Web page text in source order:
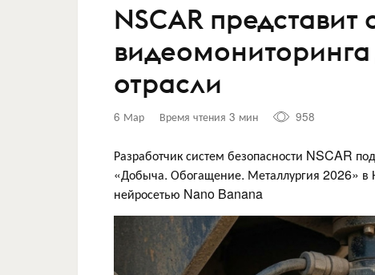
NSCAR представит
отрасли
6 Мар Время чтения 3 мин 958
Разработчик систем безопасности NSCAR
«Добыча. Обогащение. Металлургия 2026» в
нейросетью Nano Banana